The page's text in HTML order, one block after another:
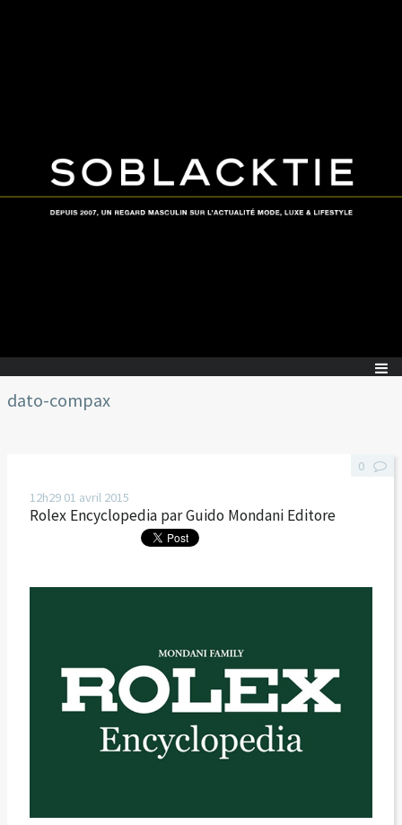
dato-compax
12h29 01 avril 2015
Rolex Encyclopedia par Guido Mondani Editore
0